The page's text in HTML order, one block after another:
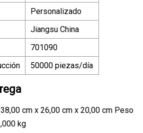
Personalizado
Jiangsu China
701090
50000 piezas/día
cm x 26,00 cm x 20,00 cm Peso
kg